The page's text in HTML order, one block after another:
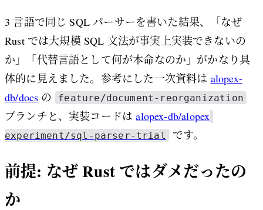
3 言語で同じ SQL パーサーを書いた結果、「なぜ
Rust では大規模 SQL 文法が事実上実装できないの
か」「代替言語として何が本命なのか」がかなり具
体的に見えました。参考にした一次資料は alopex-
db/docs の feature/document-reorganization
ブランチと、実装コードはalopex-db/alopex
experiment/sql-parser-trial です。
前提: なぜ Rust ではダメだったの
か